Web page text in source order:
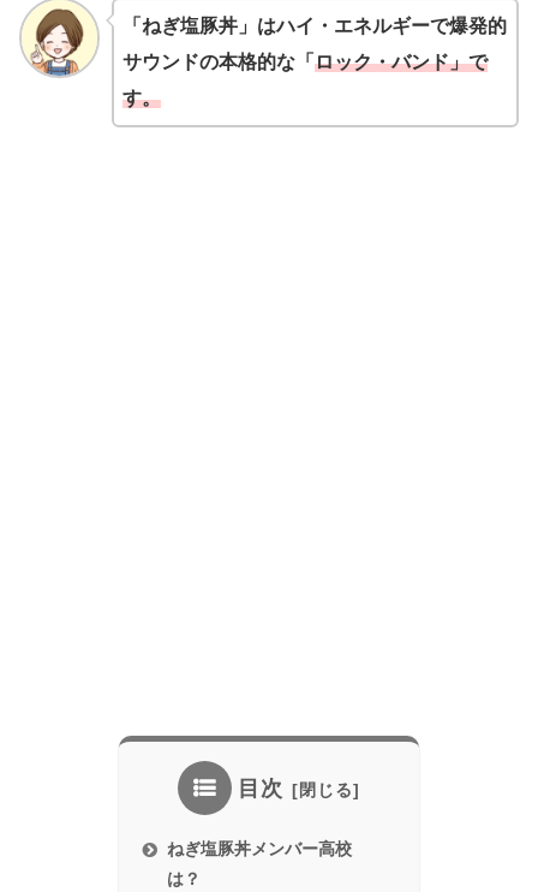
「ねぎ塩豚丼」はハイ・エネルギーで爆発的
サウンドの本格的な「 ロック・バンド」で
す。
目次
ねぎ塩豚丼メンバー高校
は？